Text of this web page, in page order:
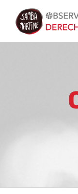
content